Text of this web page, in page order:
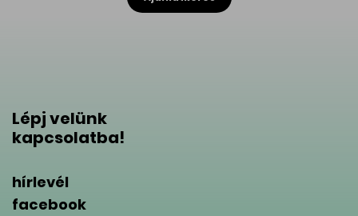
Lépj velünk
kapcsolatba!
hírlevél
facebook